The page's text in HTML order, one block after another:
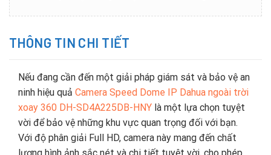
THÔNG TIN CHI TIẾT
Nếu đang cần đến một giải pháp giám sát và bảo vệ an
ninh hiệu quả Camera Speed Dome IP Dahua ngoài trời
xoay 360 DH-SD4A225DB-HNY là một lựa chọn tuyệt
vời để bảo vệ những khu vực quan trọng đối với bạn.
Với độ phân giải Full HD, camera này mang đến chất